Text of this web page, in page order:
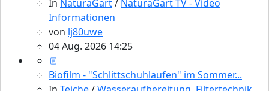
In NaturaGart/ NaturaGart TV - Video
Informationen
von lj80uwe
04 Aug. 2026 14:25
Biofilm - "Schlittschuhlaufen" im Sommer...